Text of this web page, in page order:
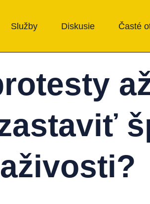
Služby Diskusie Časté